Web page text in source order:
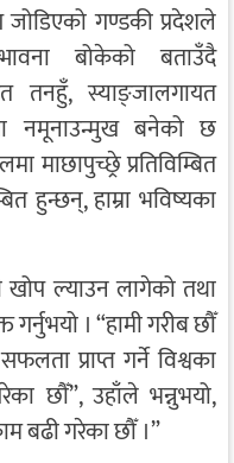
गण्डकी प्रदेशले
बोकेको बताउँदै
तनहुँ, स्याङ्जालगायत
नमूनाउन्मुख बनेको छ
माछापुच्छ्रे प्रतिविम्बित
हुन्छन्, हाम्रा भविष्यका
खोप ल्याउन लागेको तथा
। “हामी गरीब छौँ
प्राप्त गर्ने विश्वका
छौँ”, उहाँले भन्नुभयो,
बढी गरेका छौँ ।”